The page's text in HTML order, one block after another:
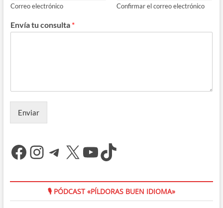
Correo electrónico Confirmar el correo electrónico
Envía tu consulta *
Enviar
Facebook
Instagram
Telegram
X YouTube
TikTok
🎙 PÓDCAST «PÍLDORAS BUEN IDIOMA»